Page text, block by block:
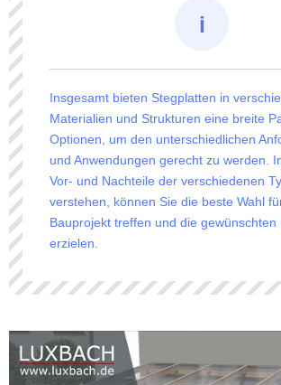
Insgesamt bieten Stegplatten in
Materialien und Strukturen eine breite
Optionen, um den unterschiedlichen
und Anwendungen gerecht zu werden.
Vor- und Nachteile der verschiedenen
verstehen, können Sie die beste Wahl
Bauprojekt treffen und die gewünschten
erzielen.